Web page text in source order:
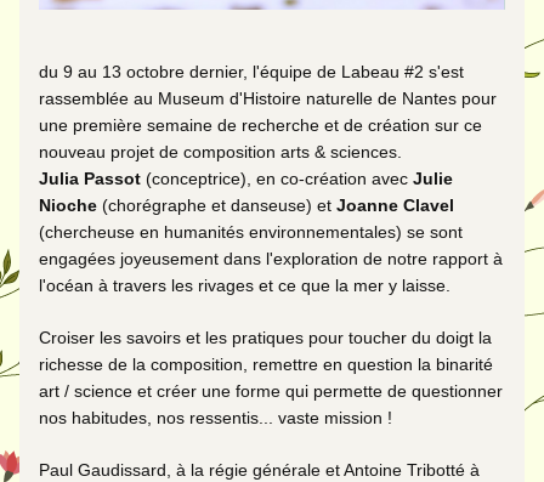
du 9 au 13 octobre dernier, l'équipe de Labeau #2 s'est
rassemblée au Museum d'Histoire naturelle de Nantes pour
une première semaine de recherche et de création sur ce
nouveau projet de composition arts & sciences.
Julia Passot (conceptrice), en co-création avec Julie
Nioche (chorégraphe et danseuse) et Joanne Clavel
(chercheuse en humanités environnementales) se sont
engagées joyeusement dans l'exploration de notre rapport à
l'océan à travers les rivages et ce que la mer y laisse.
Croiser les savoirs et les pratiques pour toucher du doigt la
richesse de la composition, remettre en question la binarité
art / science et créer une forme qui permette de questionner
nos habitudes, nos ressentis... vaste mission !
Paul Gaudissard , à la régie générale et Antoine Tribotté à